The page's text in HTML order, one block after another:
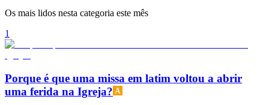
Os mais lidos nesta categoria este mês
1
Porque é que uma missa em latim voltou a abrir
uma ferida na Igreja?